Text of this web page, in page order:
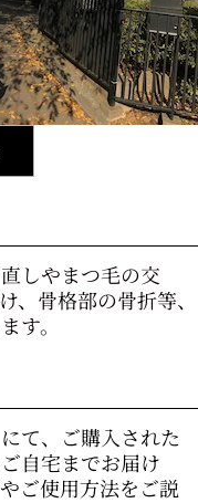
しやまつ毛の交
、骨格部の骨折等、
す。
て、ご購入された
自宅までお届け
ご使用方法をご説